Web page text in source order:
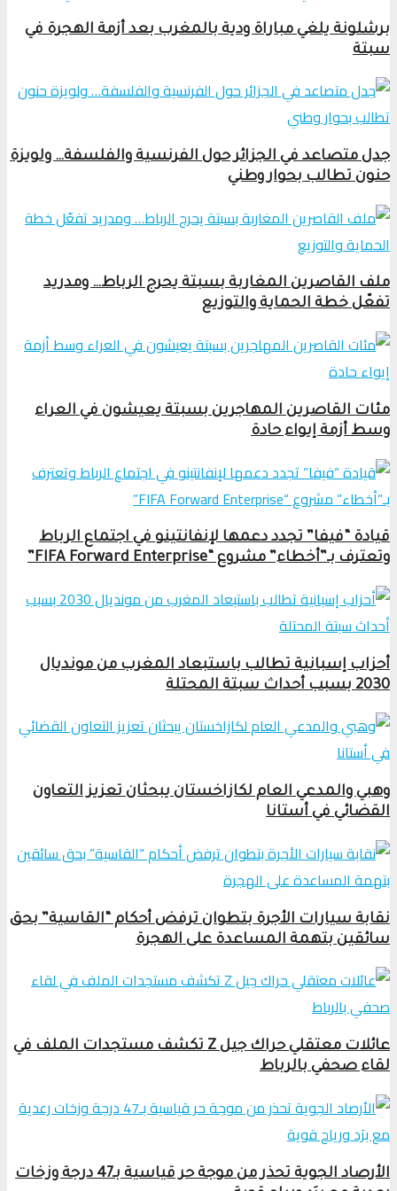
برشلونة يلغي مباراة ودية بالمغرب بعد أزمة الهجرة في
سبتة
جدل متصاعد في الجزائر حول الفرنسية والفلسفة… ولويزة
حنون تطالب بحوار وطني
ملف القاصرين المغاربة بسبتة يحرج الرباط… ومدريد
تفعّل خطة الحماية والتوزيع
مئات القاصرين المهاجرين بسبتة يعيشون في العراء
وسط أزمة إيواء حادة
قيادة “فيفا” تجدد دعمها لإنفانتينو في اجتماع الرباط
وتعترف بـ”أخطاء” مشروع “FIFA Forward Enterprise”
أحزاب إسبانية تطالب باستبعاد المغرب من مونديال
2030 بسبب أحداث سبتة المحتلة
وهبي والمدعي العام لكازاخستان يبحثان تعزيز التعاون
القضائي في أستانا
نقابة سيارات الأجرة بتطوان ترفض أحكام “القاسية” بحق
سائقين بتهمة المساعدة على الهجرة
عائلات معتقلي حراك جيل Z تكشف مستجدات الملف في
لقاء صحفي بالرباط
الأرصاد الجوية تحذر من موجة حر قياسية بـ47 درجة وزخات